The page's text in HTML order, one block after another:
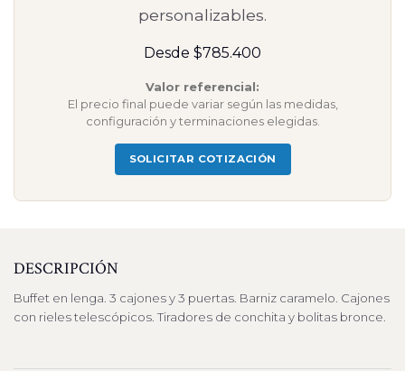
personalizables.
Desde $785.400
Valor referencial:
El precio final puede variar según las medidas,
configuración y terminaciones elegidas.
SOLICITAR COTIZACIÓN
DESCRIPCIÓN
Buffet en lenga. 3 cajones y 3 puertas. Barniz caramelo. Cajones
con rieles telescópicos. Tiradores de conchita y bolitas bronce.